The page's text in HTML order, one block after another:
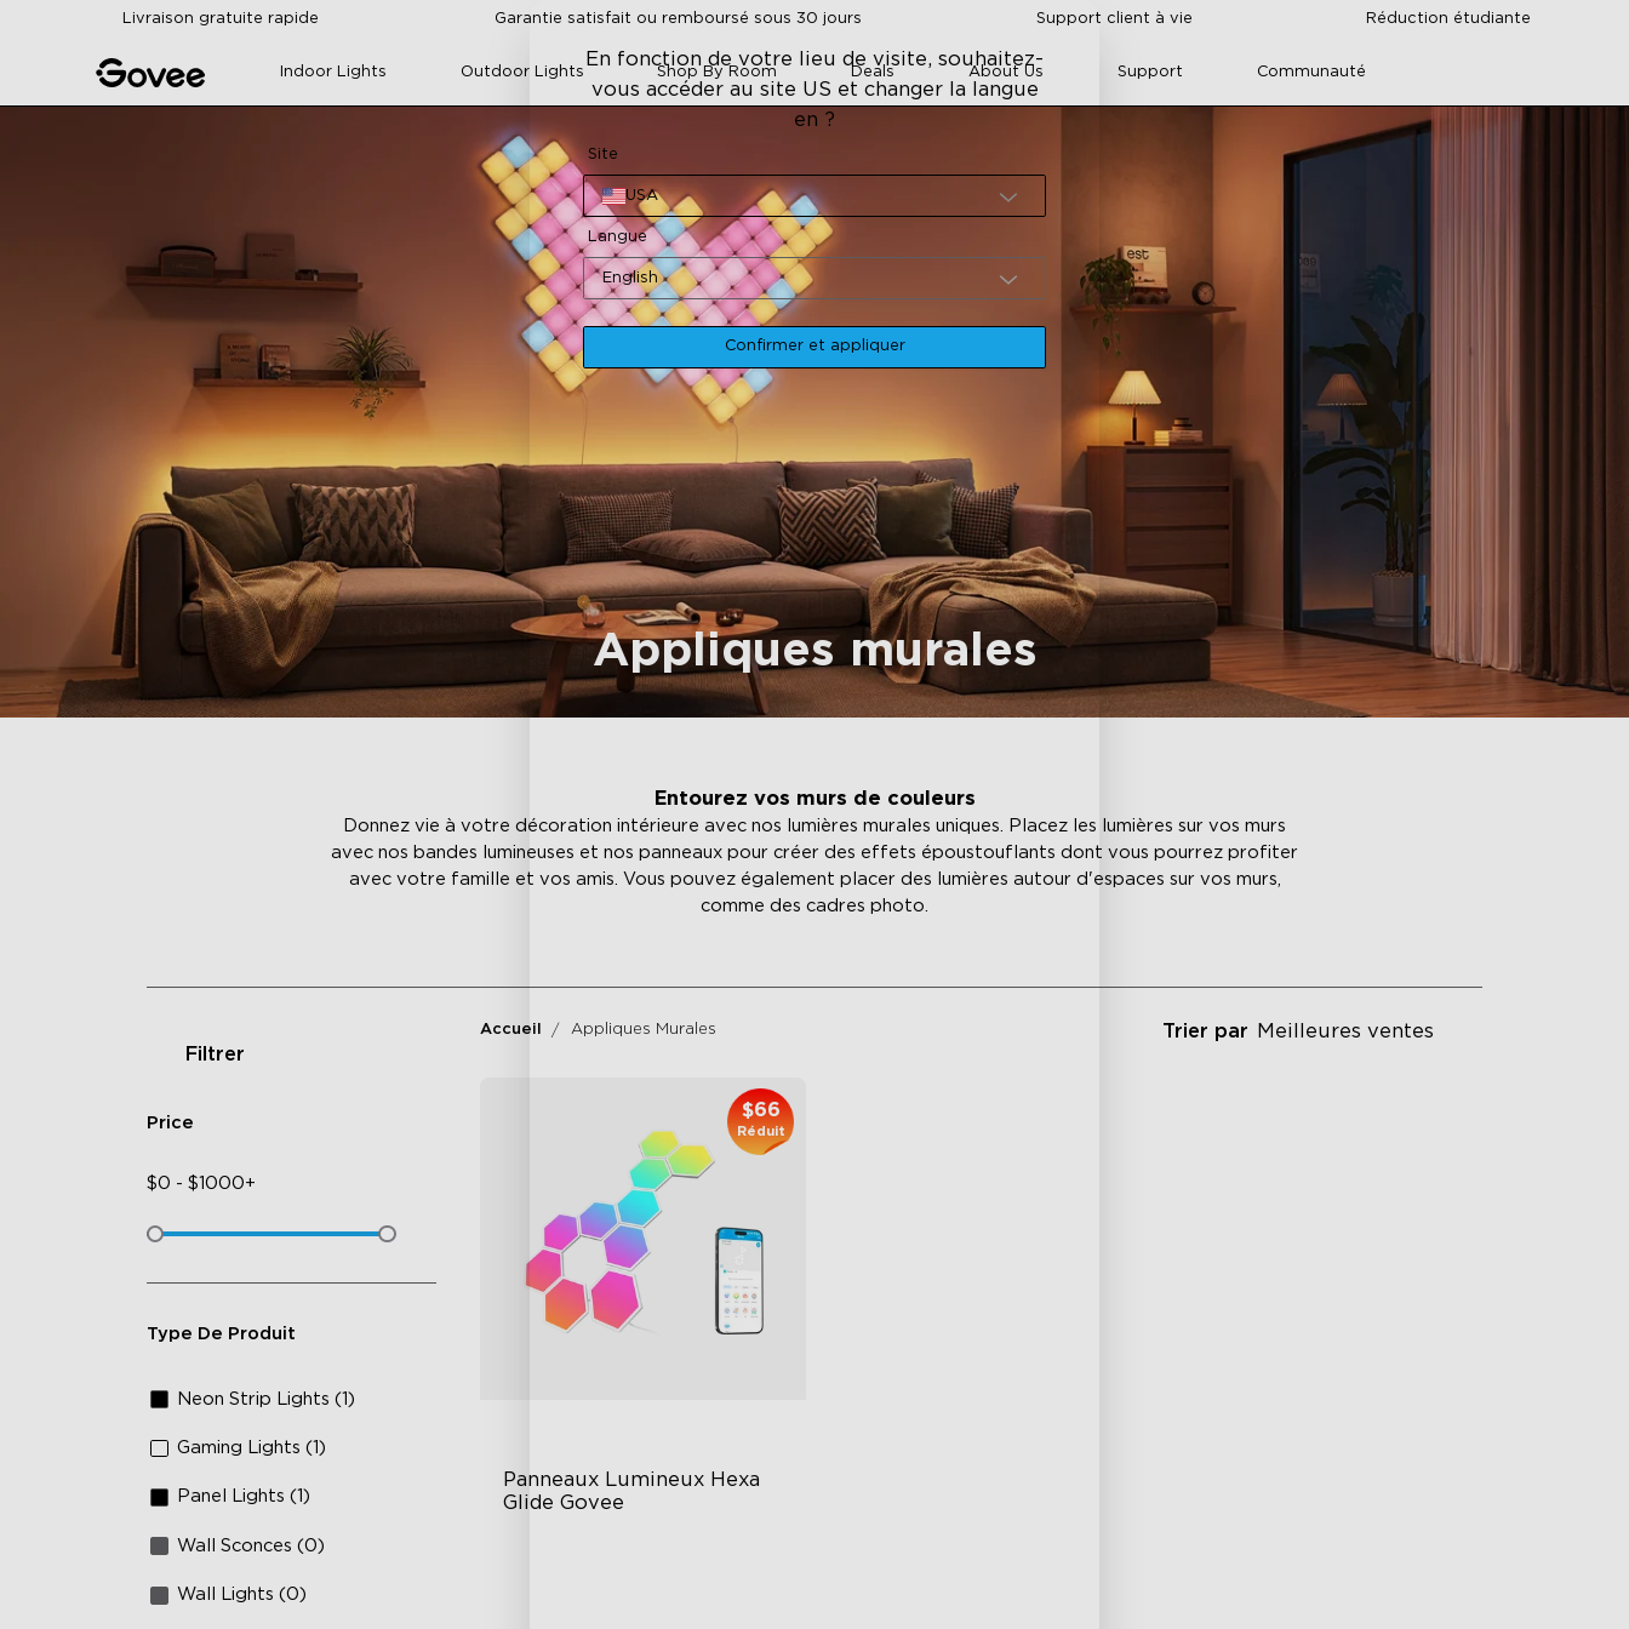
Skip to contentLivraison gratuite rapide Garantie satisfait ou remboursé sous 30 jours Support client à vie Réduction étudiante
Indoor Lights Outdoor Lights Shop By Room Deals About Us Support Communauté
Appliques murales
Entourez vos murs de couleurs
Donnez vie à votre décoration intérieure avec nos lumières murales uniques. Placez les lumières sur vos murs
avec nos bandes lumineuses et nos panneaux pour créer des effets époustouflants dont vous pourrez profiter
avec votre famille et vos amis. Vous pouvez également placer des lumières autour d'espaces sur vos murs,
comme des cadres photo.
Filtrer
Price
$0 - $1000+
Type De Produit
Neon Strip Lights (1)
Gaming Lights (1)
Panel Lights (1)
Wall Sconces (0)
Wall Lights (0)
Accueil Appliques Murales Trier par Meilleures ventes
Panneaux Lumineux Hexa
Glide Govee
$66
Réduit
En fonction de votre lieu de visite, souhaitez-
vous accéder au site US et changer la langue
en ?
Site
USA
Langue
English
Confirmer et appliquer